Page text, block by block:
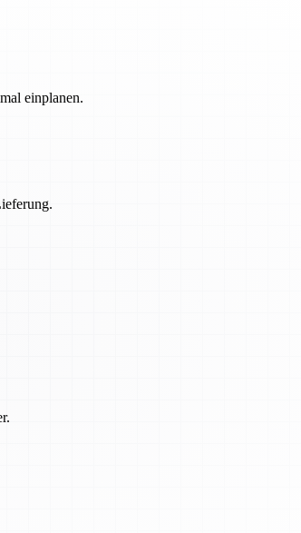
einplanen.